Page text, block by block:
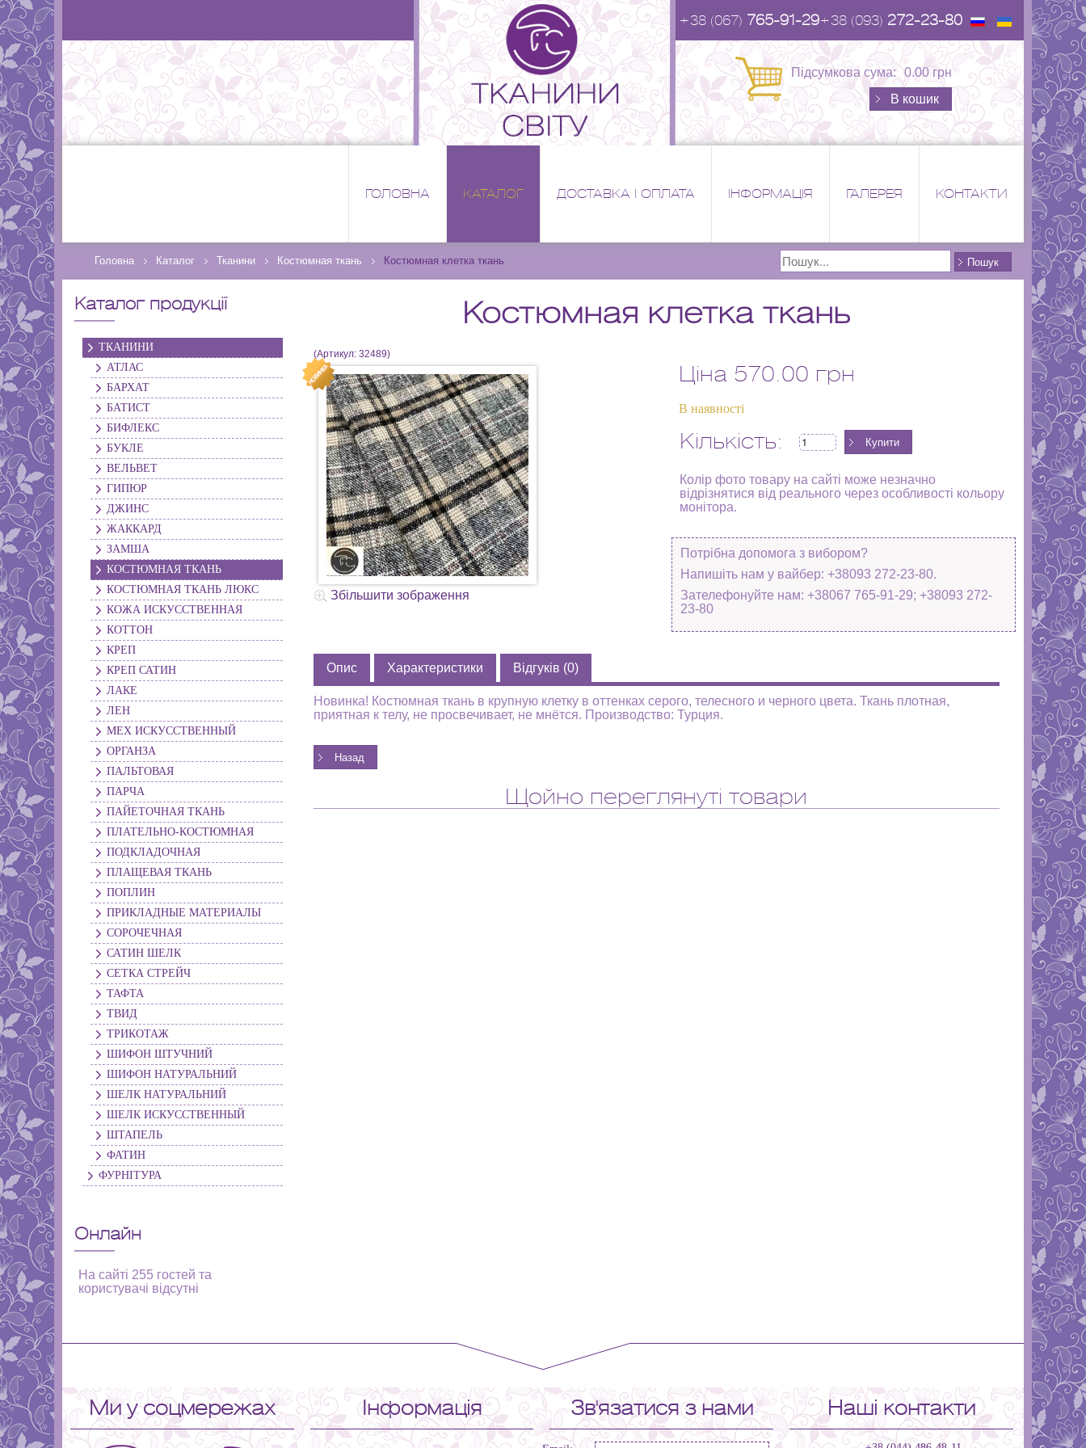
+38 (067) 765-91-29+38 (093) 272-23-80
Підсумкова сума: 0.00 грн
В кошик
ГОЛОВНА КАТАЛОГ ДОСТАВКА І ОПЛАТА ІНФОРМАЦІЯ ГАЛЕРЕЯ КОНТАКТИ
Головна Каталог Тканини Костюмная ткань Костюмная клетка ткань
Поиск
Пошук
Каталог продукції
ТКАНИНИ
АТЛАС
БАРХАТ
БАТИСТ
БИФЛЕКС
БУКЛЕ
ВЕЛЬВЕТ
ГИПЮР
ДЖИНС
ЖАККАРД
ЗАМША
КОСТЮМНАЯ ТКАНЬ
КОСТЮМНАЯ ТКАНЬ ЛЮКС
КОЖА ИСКУССТВЕННАЯ
КОТТОН
КРЕП
КРЕП САТИН
ЛАКЕ
ЛЕН
МЕХ ИСКУССТВЕННЫЙ
ОРГАНЗА
ПАЛЬТОВАЯ
ПАРЧА
ПАЙЕТОЧНАЯ ТКАНЬ
ПЛАТЕЛЬНО-КОСТЮМНАЯ
ПОДКЛАДОЧНАЯ
ПЛАЩЕВАЯ ТКАНЬ
ПОПЛИН
ПРИКЛАДНЫЕ МАТЕРИАЛЫ
СОРОЧЕЧНАЯ
САТИН ШЕЛК
СЕТКА СТРЕЙЧ
ТАФТА
ТВИД
ТРИКОТАЖ
ШИФОН ШТУЧНИЙ
ШИФОН НАТУРАЛЬНИЙ
ШЕЛК НАТУРАЛЬНИЙ
ШЕЛК ИСКУССТВЕННЫЙ
ШТАПЕЛЬ
ФАТИН
ФУРНІТУРА
Онлайн
На сайті 255 гостей та
користувачі відсутні
Костюмная клетка ткань
(Артикул:32489)
Збільшити зображення
Ціна 570.00 грн
В наявності
Кількість:
Колір фото товару на сайті може незначно
відрізнятися від реального через особливості кольору
монітора.
Потрібна допомога з вибором?
Напишіть нам у вайбер: +38093 272-23-80.
Зателефонуйте нам: +38067 765-91-29; +38093 272-
23-80
Опис Характеристики Відгуків (0)
Новинка! Костюмная ткань в крупную клетку в оттенках серого, телесного и черного цвета. Ткань плотная,
приятная к телу, не просвечивает, не мнётся. Производство: Турция.
Щойно переглянуті товари
Ми у соцмережах Інформація Зв'язатися з нами Наші контакти